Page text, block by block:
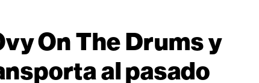
On The Drums y
al pasado